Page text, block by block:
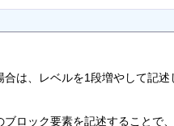
は、レベルを1段増やして記
ブロック要素を記述することで